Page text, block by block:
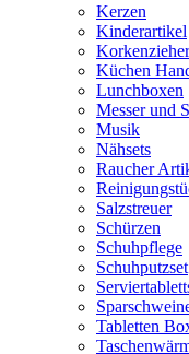
Kerzen
Kinderartikel
Korkenzieher
Küchen
Lunchboxen
Messer und
Musik
Nähsets
Raucher
Salzstreuer
Schürzen
Schuhpflege
Schuhputzset
Tabletten